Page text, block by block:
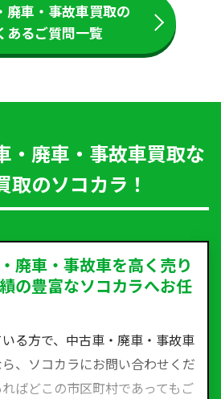
廃車・事故車買取の
あるご質問一覧
・廃車・事故車買取な
取のソコカラ！
廃車・事故車を高く売り
の豊富なソコカラへお任
る方で、中古車・廃車・事故車
、ソコカラにお問い合わせくだ
ばどこの市区町村であってもご